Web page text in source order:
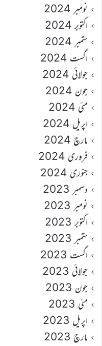
نومبر 2024
اکتوبر 2024
ستمبر 2024
اگست 2024
جولائی 2024
جون 2024
مئی 2024
اپریل 2024
مارچ 2024
فروری 2024
جنوری 2024
دسمبر 2023
نومبر 2023
اکتوبر 2023
ستمبر 2023
اگست 2023
جولائی 2023
جون 2023
مئی 2023
اپریل 2023
مارچ 2023